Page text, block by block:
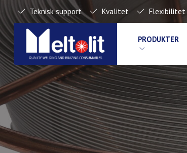
Teknisk support Kvalitet Flexibilitet
PRODUKTER